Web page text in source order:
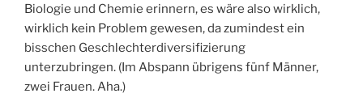
Biologie und Chemie erinnern, es wäre also wirklich,
wirklich kein Problem gewesen, da zumindest ein
bisschen Geschlechterdiversifizierung
unterzubringen. (Im Abspann übrigens fünf Männer,
zwei Frauen. Aha.)